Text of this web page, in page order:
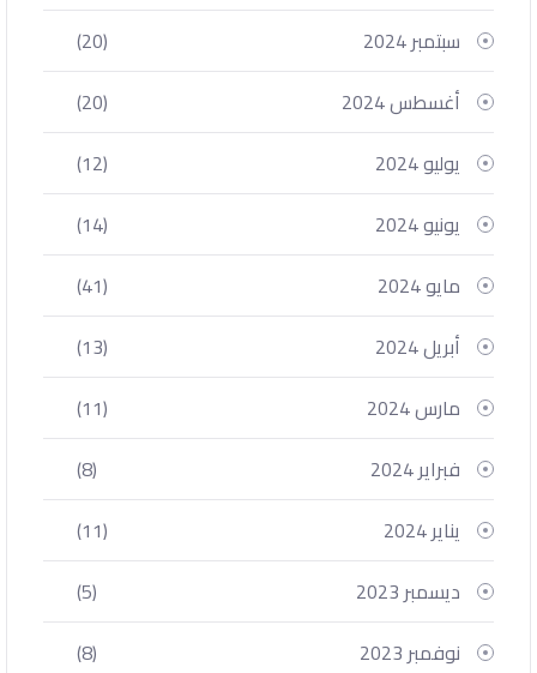
سبتمبر 2024
(20)
أغسطس 2024
(20)
يوليو 2024
(12)
يونيو 2024
(14)
مايو 2024
(41)
أبريل 2024
(13)
مارس 2024
(11)
فبراير 2024
(8)
يناير 2024
(11)
ديسمبر 2023
(5)
نوفمبر 2023
(8)